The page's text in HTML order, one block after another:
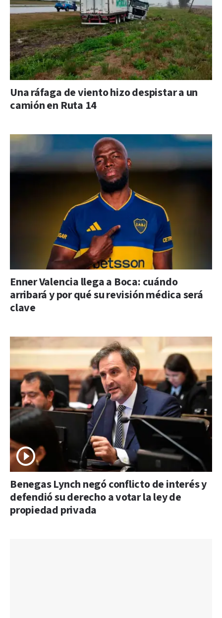
Una ráfaga de viento hizo despistar a un
camión en Ruta 14
Enner Valencia llega a Boca: cuándo
arribará y por qué su revisión médica será
clave
Benegas Lynch negó conflicto de interés y
defendió su derecho a votar la ley de
propiedad privada